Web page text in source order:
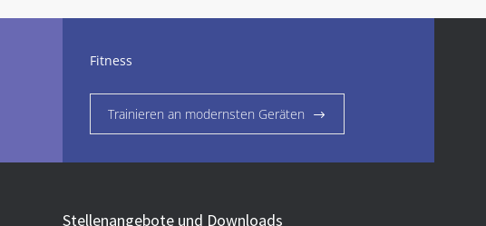
Fitness
Trainieren an modernsten Geräten
Stellenangebote und Downloads